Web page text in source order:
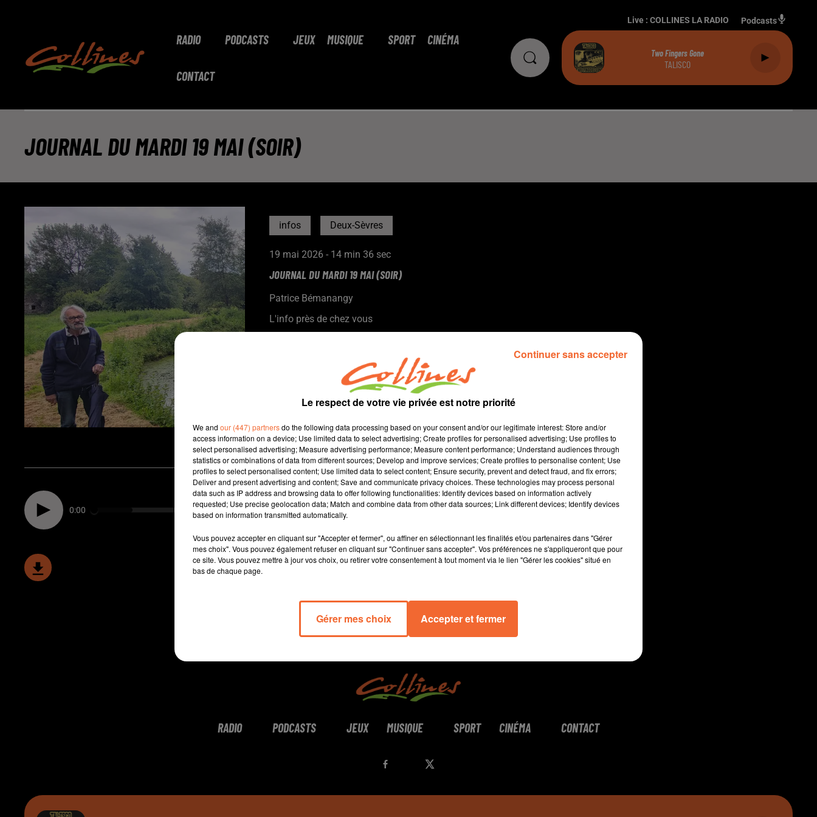
RADIO PODCASTS JEUX MUSIQUE SPORT CINÉMA
CONTACT
Live : COLLINES LA RADIO Podcasts
Two Fingers Gone
TALISCO
JOURNAL DU MARDI 19 MAI (SOIR)
infos Deux-Sèvres
19 mai 2026 - 14 min 36 sec
JOURNAL DU MARDI 19 MAI (SOIR)
Patrice Bémanangy
L'info près de chez vous
Pascal Bironneau, maire de St Loup-Lamairé nouveau président
de l'association des maires ruraux des Deux-Sèvres.
Le conseil municipal de Bressuire a validé hier soir la création
de conseils communaux dans les communes déléguées.
sanctuarise sa propriété ... une véritable ode à la nature ( photo
).
A Thouars deux restaurants ont ouvert en simultané au début
de ce mois de mai.
0:00 14 min 36 sec
RADIO PODCASTS JEUX MUSIQUE SPORT CINÉMA CONTACT
Le respect de votre vie privée est notre priorité
We and our (447) partnersdo the following data processing based on your consent and/or our legitimate interest: Store and/or
access information on a device; Use limited data to select advertising; Create profiles for personalised advertising; Use profiles to
select personalised advertising; Measure advertising performance; Measure content performance; Understand audiences through
statistics or combinations of data from different sources; Develop and improve services; Create profiles to personalise content; Use
profiles to select personalised content; Use limited data to select content; Ensure security, prevent and detect fraud, and fix errors;
Deliver and present advertising and content; Save and communicate privacy choices. These technologies may process personal
data such as IP address and browsing data to offer following functionalities: Identify devices based on information actively
requested; Use precise geolocation data; Match and combine data from other data sources; Link different devices; Identify devices
based on information transmitted automatically.
Vous pouvez accepter en cliquant sur "Accepter et fermer", ou affiner en sélectionnant les finalités et/ou partenaires dans "Gérer
mes choix". Vous pouvez également refuser en cliquant sur "Continuer sans accepter". Vos préférences ne s'appliqueront que pour
ce site. Vous pouvez mettre à jour vos choix, ou retirer votre consentement à tout moment via le lien "Gérer les cookies" situé en
bas de chaque page.
Gérer mes choix Accepter et fermer
Continuer sans accepter